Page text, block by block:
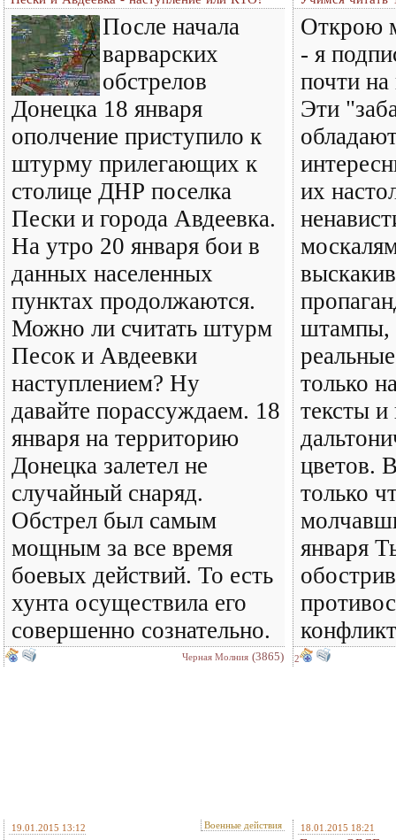
После начала
варварских
обстрелов
Донецка 18 января
ополчение приступило к
штурму прилегающих к
столице ДНР поселка
Пески и города Авдеевка.
На утро 20 января бои в
данных населенных
пунктах продолжаются.
Можно ли считать штурм
Песок и Авдеевки
наступлением? Ну
давайте порассуждаем. 18
января на территорию
Донецка залетел не
случайный снаряд.
Обстрел был самым
мощным за все время
боевых действий. То есть
хунта осуществила его
совершенно сознательно.
Черная Молния (3865)
Открою
- я
почти на
Эти
их
штампы,
только
тексты
цветов.
только
января
2
19.01.2015 13:12 Военные действия 18.01.2015 18:21